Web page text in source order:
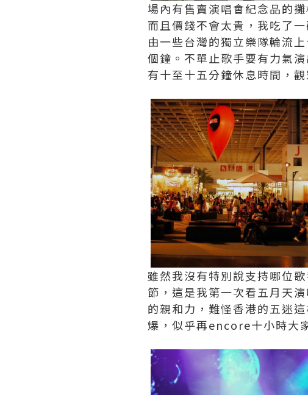
場內有售賣演唱會紀念品的
而且價錢不會太貴，我吃了
由一些台灣的獨立樂隊輪流
個鐘。不單止歌手要有力氣
有十至十五分鐘休息時間，
雖然我沒有特別說支持哪位
節，這是我第一次看五月天
的親和力，難怪香港的五迷
爆，似乎再encore十小時大